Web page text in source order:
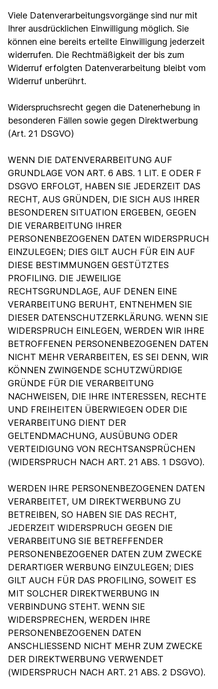
Viele Datenverarbeitungsvorgänge sind nur mit
Ihrer ausdrücklichen Einwilligung möglich. Sie
können eine bereits erteilte Einwilligung jederzeit
widerrufen. Die Rechtmäßigkeit der bis zum
Widerruf erfolgten Datenverarbeitung bleibt vom
Widerruf unberührt.
Widerspruchsrecht gegen die Datenerhebung in
besonderen Fällen sowie gegen Direktwerbung
(Art. 21 DSGVO)
WENN DIE DATENVERARBEITUNG AUF
GRUNDLAGE VON ART. 6 ABS. 1 LIT. E ODER F
DSGVO ERFOLGT, HABEN SIE JEDERZEIT DAS
RECHT, AUS GRÜNDEN, DIE SICH AUS IHRER
BESONDEREN SITUATION ERGEBEN, GEGEN
DIE VERARBEITUNG IHRER
PERSONENBEZOGENEN DATEN WIDERSPRUCH
EINZULEGEN; DIES GILT AUCH FÜR EIN AUF
DIESE BESTIMMUNGEN GESTÜTZTES
PROFILING. DIE JEWEILIGE
RECHTSGRUNDLAGE, AUF DENEN EINE
VERARBEITUNG BERUHT, ENTNEHMEN SIE
DIESER DATENSCHUTZERKLÄRUNG. WENN SIE
WIDERSPRUCH EINLEGEN, WERDEN WIR IHRE
BETROFFENEN PERSONENBEZOGENEN DATEN
NICHT MEHR VERARBEITEN, ES SEI DENN, WIR
KÖNNEN ZWINGENDE SCHUTZWÜRDIGE
GRÜNDE FÜR DIE VERARBEITUNG
NACHWEISEN, DIE IHRE INTERESSEN, RECHTE
UND FREIHEITEN ÜBERWIEGEN ODER DIE
VERARBEITUNG DIENT DER
GELTENDMACHUNG, AUSÜBUNG ODER
VERTEIDIGUNG VON RECHTSANSPRÜCHEN
(WIDERSPRUCH NACH ART. 21 ABS. 1 DSGVO).
WERDEN IHRE PERSONENBEZOGENEN DATEN
VERARBEITET, UM DIREKTWERBUNG ZU
BETREIBEN, SO HABEN SIE DAS RECHT,
JEDERZEIT WIDERSPRUCH GEGEN DIE
VERARBEITUNG SIE BETREFFENDER
PERSONENBEZOGENER DATEN ZUM ZWECKE
DERARTIGER WERBUNG EINZULEGEN; DIES
GILT AUCH FÜR DAS PROFILING, SOWEIT ES
MIT SOLCHER DIREKTWERBUNG IN
VERBINDUNG STEHT. WENN SIE
WIDERSPRECHEN, WERDEN IHRE
PERSONENBEZOGENEN DATEN
ANSCHLIESSEND NICHT MEHR ZUM ZWECKE
DER DIREKTWERBUNG VERWENDET
(WIDERSPRUCH NACH ART. 21 ABS. 2 DSGVO).